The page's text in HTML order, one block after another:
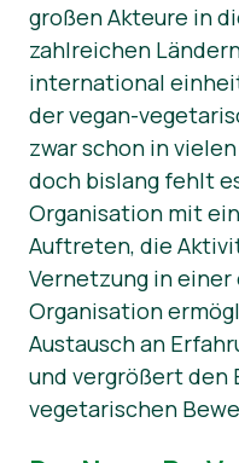
großen Akteure in
zahlreichen
international
der vegan-
zwar schon in
doch bislang fehlt
Organisation mit
Auftreten, die
Vernetzung in
Organisation
Austausch an
und vergrößert den
vegetarischen